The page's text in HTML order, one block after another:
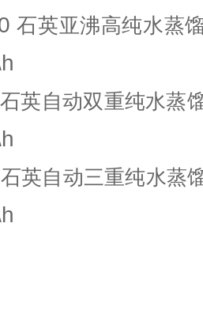
石英亚沸高纯水蒸
石英自动双重纯水蒸
石英自动三重纯水蒸